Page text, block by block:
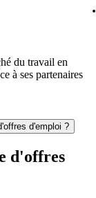
du travail en
à ses partenaires
d'emploi ?
d'offres